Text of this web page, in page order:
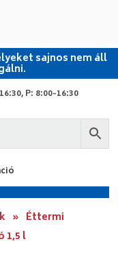
sajnos nem áll
P: 8:00-16:30
» Éttermi
1,5 l